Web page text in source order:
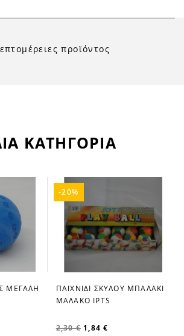
προϊόντος
ΚΑΤΗΓΟΡΙΑ
ΜΕΓΑΛΗ
ΠΑΙΧΝΙΔΙ ΣΚΥΛΟΥ ΜΠΑΛΑΚΙ
ΜΑΛΑΚΟ IPTS
2,30 € 1,84 €
-20%